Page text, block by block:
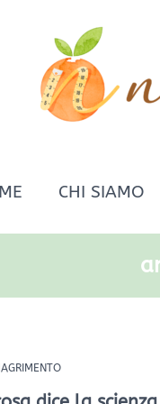
CHI SIAMO